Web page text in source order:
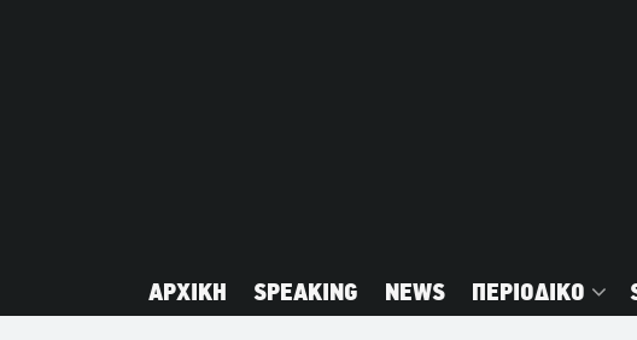
ΑΡΧΙΚΗ SPEAKING NEWS ΠΕΡΙΟΔΙΚΟ